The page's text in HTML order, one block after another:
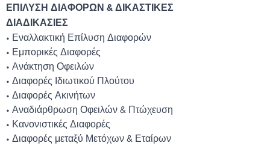
ΕΠΙΛΥΣΗ ΔΙΑΦΟΡΩΝ & ΔΙΚΑΣΤΙΚΕΣ
ΔΙΑΔΙΚΑΣΙΕΣ
• Εναλλακτική Επίλυση Διαφορών
• Εμπορικές Διαφορές
• Ανάκτηση Οφειλών
• Διαφορές Ιδιωτικού Πλούτου
• Διαφορές Ακινήτων
• Αναδιάρθρωση Οφειλών & Πτώχευση
• Κανονιστικές Διαφορές
• Διαφορές μεταξύ Μετόχων & Εταίρων